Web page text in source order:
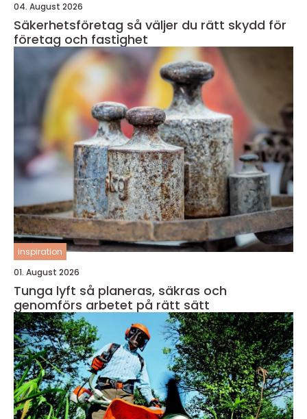
04. August 2026
Säkerhetsföretag så väljer du rätt skydd för
företag och fastighet
inspiration
01. August 2026
Tunga lyft så planeras, säkras och
genomförs arbetet på rätt sätt